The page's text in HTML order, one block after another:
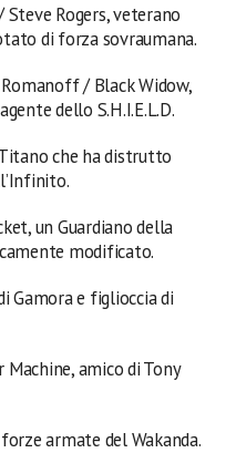
Rogers, veterano
di forza sovraumana.
/ Black Widow,
dello S.H.I.E.L.D.
che ha distrutto
un Guardiano della
modificato.
Gamora e figlioccia di
amico di Tony
armate del Wakanda.